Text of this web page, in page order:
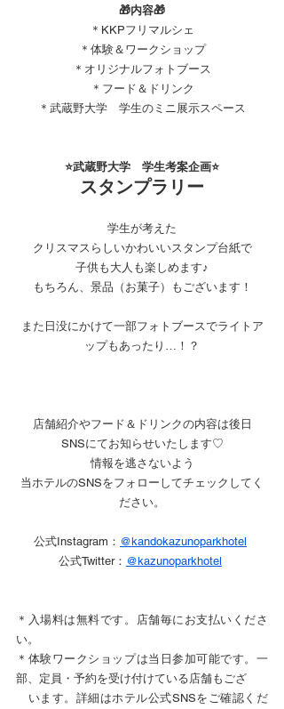
🎁内容🎁
＊KKPフリマルシェ
＊体験＆ワークショップ
＊オリジナルフォトブース
＊フード＆ドリンク
＊武蔵野大学　学生のミニ展示スペース
⭐武蔵野大学　学生考案企画⭐
スタンプラリー
学生が考えた
クリスマスらしいかわいいスタンプ台紙で
子供も大人も楽しめます♪
もちろん、景品（お菓子）もございます！
また日没にかけて一部フォトブースでライトア
ップもあったり…！？
店舗紹介やフード＆ドリンクの内容は後日
SNSにてお知らせいたします♡
情報を逃さないよう
当ホテルのSNSをフォローしてチェックしてく
ださい。
公式Instagram： @kandokazunoparkhotel
公式Twitter： @kazunoparkhotel
＊入場料は無料です。店舗毎にお支払いくださ
い。
＊体験ワークショップは当日参加可能です。一
部、定員・予約を受け付けている店舗もござ
います。詳細はホテル公式SNSをご確認くだ